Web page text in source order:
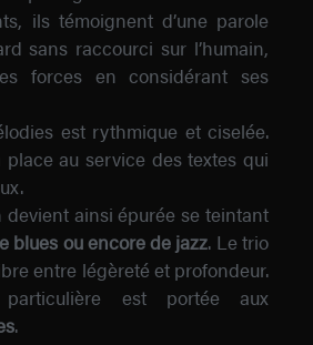
ils témoignent d’une parole
sans raccourci sur l’humain,
forces en considérant ses
est rythmique et ciselée.
au service des textes qui
devient ainsi épurée se teintant
blues ou encore de jazz. Le trio
entre légèreté et profondeur.
est portée aux
.